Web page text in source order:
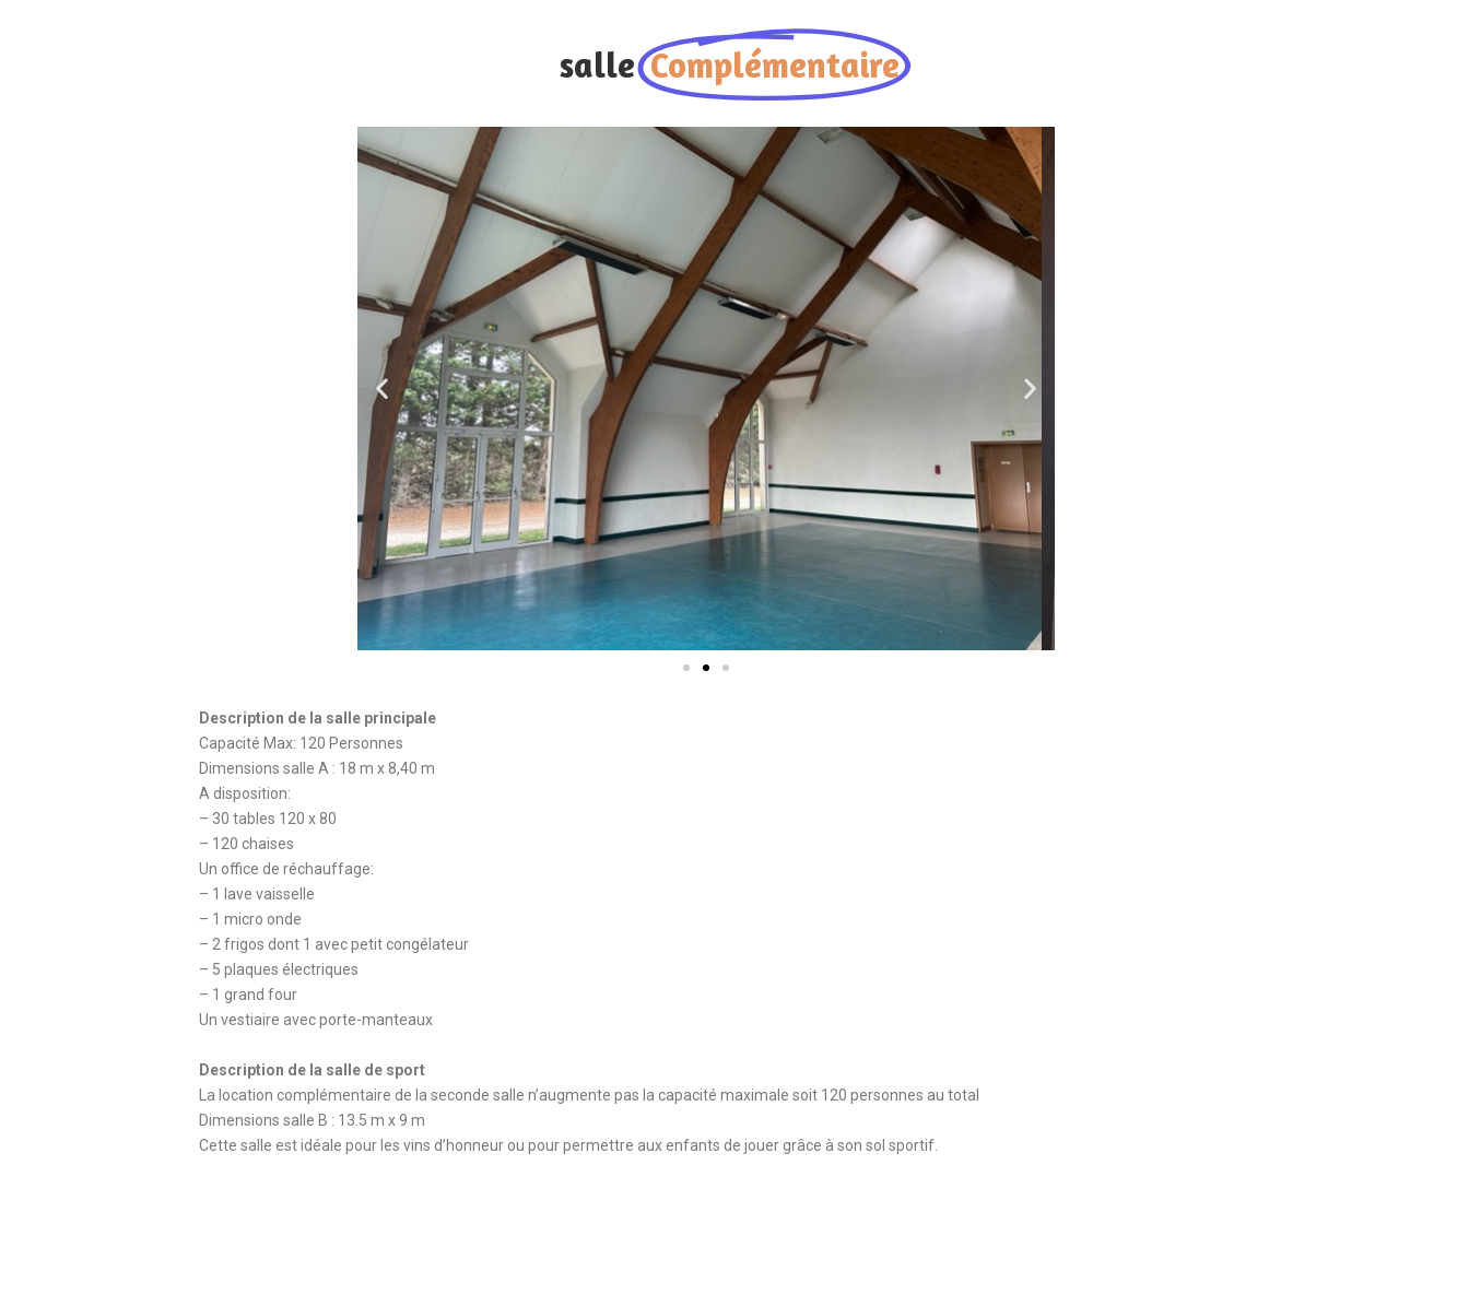
salle Complémentaire
Description de la salle principale
Capacité Max: 120 Personnes
Dimensions salle A : 18 m x 8,40 m
A disposition:
– 30 tables 120 x 80
– 120 chaises
Un office de réchauffage:
– 1 lave vaisselle
– 1 micro onde
– 2 frigos dont 1 avec petit congélateur
– 5 plaques électriques
– 1 grand four
Un vestiaire avec porte-manteaux
Description de la salle de sport
La location complémentaire de la seconde salle n’augmente pas la capacité maximale soit 120 personnes au total
Dimensions salle B : 13.5 m x 9 m
Cette salle est idéale pour les vins d’honneur ou pour permettre aux enfants de jouer grâce à son sol sportif.